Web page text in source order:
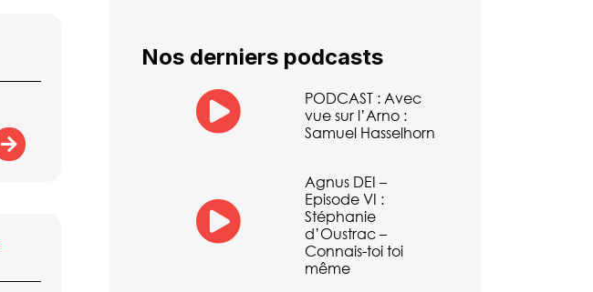
Nos derniers podcasts
PODCAST : Avec
vue sur l’Arno :
Samuel Hasselhorn
Agnus DEI –
Episode VI :
Stéphanie
d’Oustrac –
Connais-toi toi
même